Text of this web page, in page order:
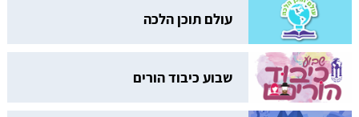
עולם תוכן הלכה
שבוע כיבוד הורים